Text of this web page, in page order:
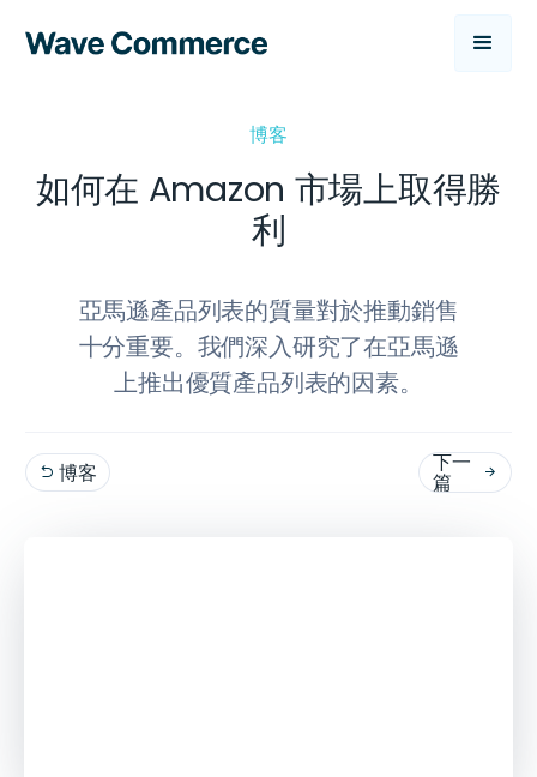
博客
如何在 Amazon 市場上取得勝
利
亞馬遜產品列表的質量對於推動銷售
十分重要。我們深入研究了在亞馬遜
上推出優質產品列表的因素。
 博客
下一
篇
